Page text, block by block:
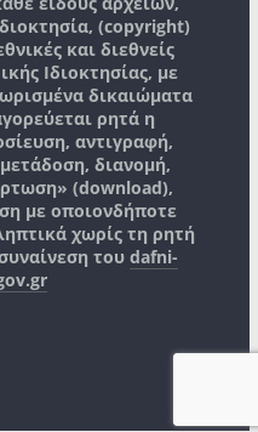
(copyright)
και διεθνείς
Ιδιοκτησίας, με
δικαιώματα
ρητά η
αντιγραφή,
διανομή,
(download),
με οποιονδήποτε
χωρίς τη ρητή
του dafni-